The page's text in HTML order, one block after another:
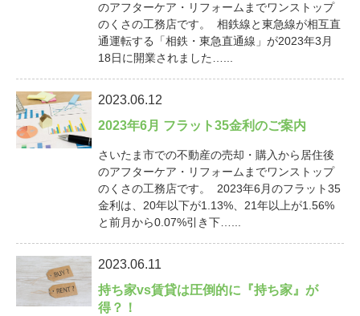
のアフターケア・リフォームまでワンストップ
のくさの工務店です。 相鉄線と東急線が相互直
通運転する「相鉄・東急直通線」が2023年3月
18日に開業されました…...
2023.06.12
2023年6月 フラット35金利のご案内
さいたま市での不動産の売却・購入から居住後
のアフターケア・リフォームまでワンストップ
のくさの工務店です。 2023年6月のフラット35
金利は、20年以下が1.13%、21年以上が1.56%
と前月から0.07%引き下…...
2023.06.11
持ち家vs賃貸は圧倒的に『持ち家』が
得？！